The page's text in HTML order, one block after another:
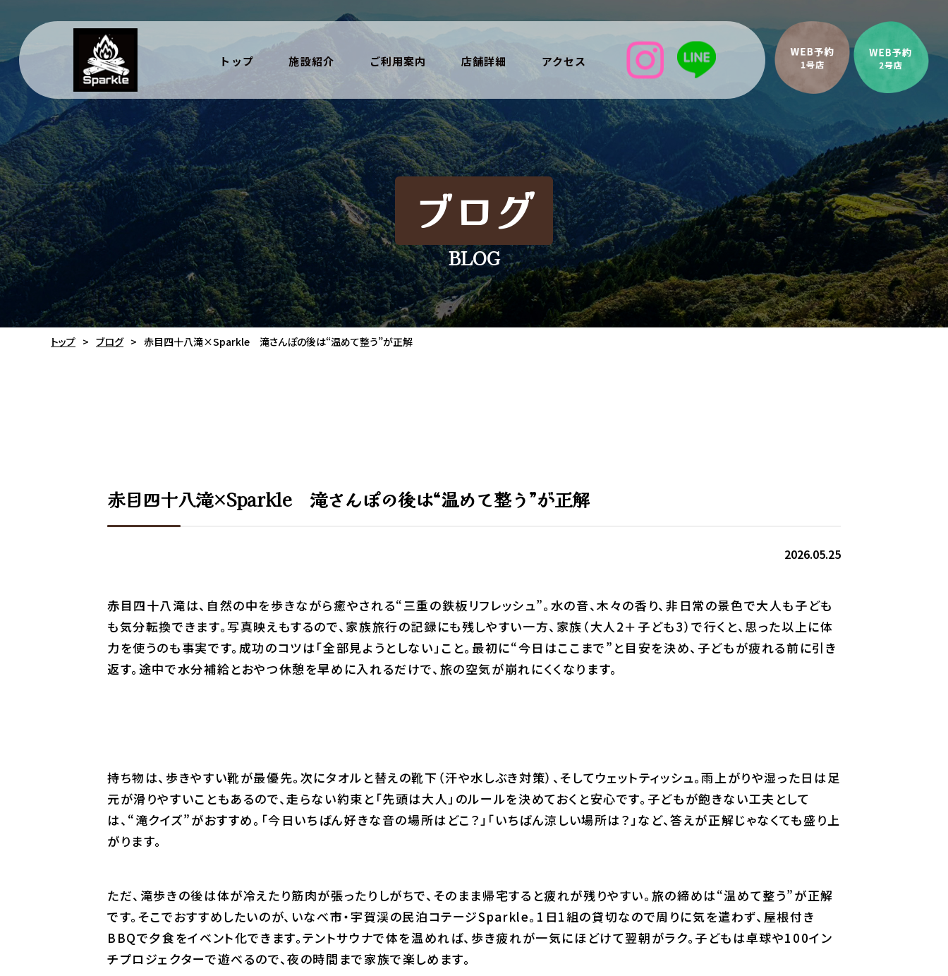
トップ 施設紹介 ご利用案内 店舗詳細 アクセス
ブログ
BLOG
トップ ブログ 赤目四十八滝×Sparkle 滝さんぽの後は“温めて整う”が正解
赤目四十八滝×Sparkle 滝さんぽの後は“温めて整う”が正解
2026.05.25
赤目四十八滝は、自然の中を歩きながら癒やされる“三重の鉄板リフレッシュ”。水の音、木々の香り、非日常の景色で大人も子ども
も気分転換できます。写真映えもするので、家族旅行の記録にも残しやすい一方、家族（大人2＋子ども3）で行くと、思った以上に体
力を使うのも事実です。成功のコツは「全部見ようとしない」こと。最初に“今日はここまで”と目安を決め、子どもが疲れる前に引き
返す。途中で水分補給とおやつ休憩を早めに入れるだけで、旅の空気が崩れにくくなります。
持ち物は、歩きやすい靴が最優先。次にタオルと替えの靴下（汗や水しぶき対策）、そしてウェットティッシュ。雨上がりや湿った日は足
元が滑りやすいこともあるので、走らない約束と「先頭は大人」のルールを決めておくと安心です。子どもが飽きない工夫として
は、“滝クイズ”がおすすめ。「今日いちばん好きな音の場所はどこ？」「いちばん涼しい場所は？」など、答えが正解じゃなくても盛り上
がります。
ただ、滝歩きの後は体が冷えたり筋肉が張ったりしがちで、そのまま帰宅すると疲れが残りやすい。旅の締めは“温めて整う”が正解
です。そこでおすすめしたいのが、いなべ市・宇賀渓の民泊コテージSparkle。1日1組の貸切なので周りに気を遣わず、屋根付き
BBQで夕食をイベント化できます。テントサウナで体を温めれば、歩き疲れが一気にほどけて翌朝がラク。子どもは卓球や100イン
チプロジェクターで遊べるので、夜の時間まで家族で楽しめます。